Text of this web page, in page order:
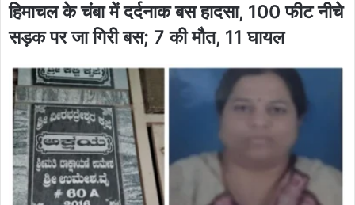
हिमाचल के चंबा में दर्दनाक बस हादसा, 100 फीट नीचे
सड़क पर जा गिरी बस; 7 की मौत, 11 घायल